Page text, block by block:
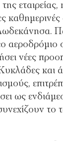
εταιρείας,
αεροδρόμιο
νέες
και
ως
το